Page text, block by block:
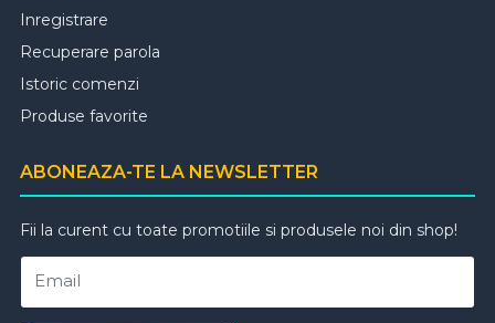
Inregistrare
Recuperare parola
Istoric comenzi
Produse favorite
ABONEAZA-TE LA NEWSLETTER
Fii la curent cu toate promotiile si produsele noi din shop!
Email